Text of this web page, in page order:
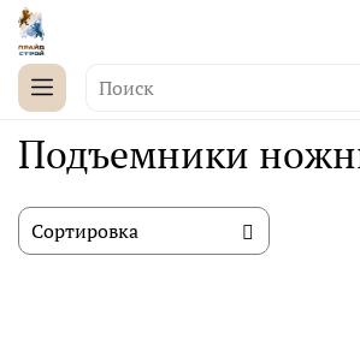
Подъемники